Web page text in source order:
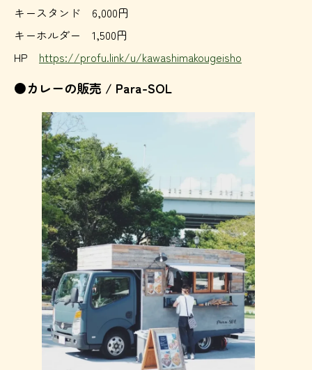
キースタンド 6,000円
キーホルダー 1,500円
HP https://profu.link/u/kawashimakougeisho
●カレーの販売 / Para-SOL